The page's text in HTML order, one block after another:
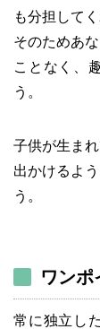
も分担して
そのためあ
ことなく、
う。
子供が生ま
出かけるよ
う。
ワンポ
常に独立し